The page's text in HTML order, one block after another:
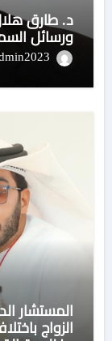
د. طارق
ورسائل
المستشار
الزواج